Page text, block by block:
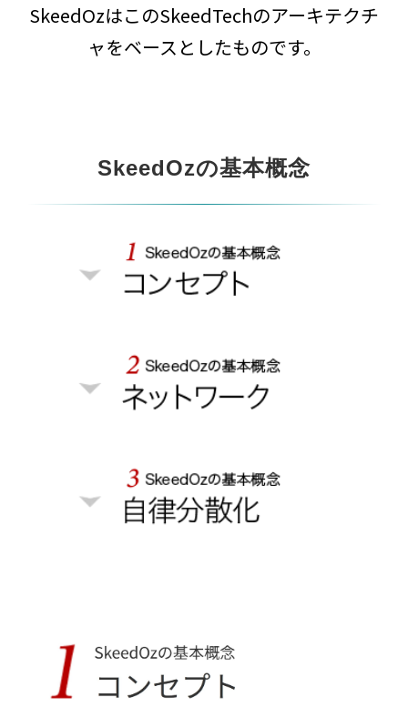
SkeedOzはこのSkeedTechのアーキテクチ
ャをベースとしたものです。
SkeedOzの基本概念